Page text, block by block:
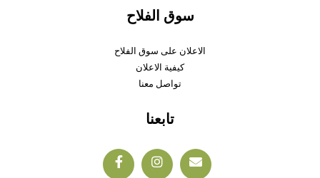
سوق الفلاح
الاعلان على سوق الفلاح
كيفية الاعلان
تواصل معنا
تابعنا